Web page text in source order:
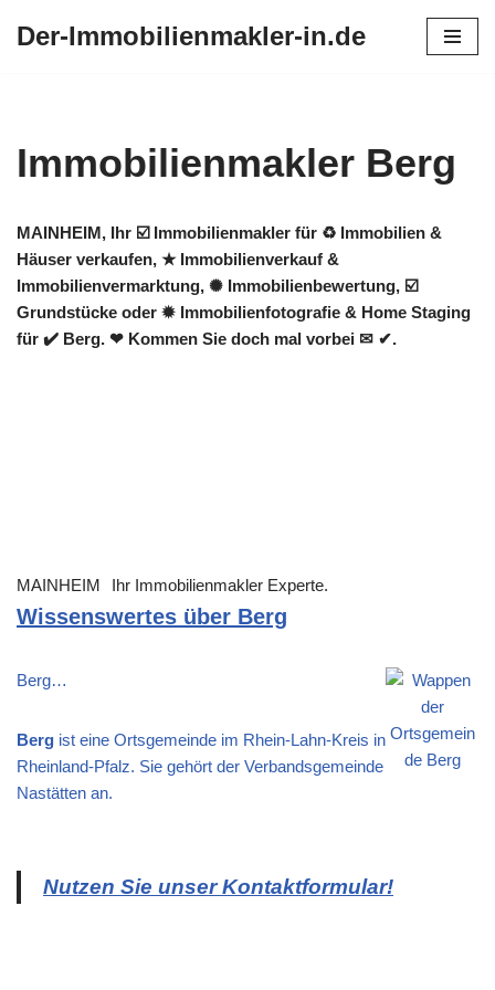
Der-Immobilienmakler-in.de
Immobilienmakler Berg
MAINHEIM, Ihr ☑️ Immobilienmakler für ♻ Immobilien &
Häuser verkaufen, ★ Immobilienverkauf &
Immobilienvermarktung, ✺ Immobilienbewertung, ☑️
Grundstücke oder ✹ Immobilienfotografie & Home Staging
für ✔️ Berg. ❤ Kommen Sie doch mal vorbei ✉ ✔.
MAINHEIM Ihr Immobilienmakler Experte.
Wissenswertes über Berg
Berg…
Berg ist eine Ortsgemeinde im Rhein-Lahn-Kreis in
Rheinland-Pfalz. Sie gehört der Verbandsgemeinde
Nastätten an.
Nutzen Sie unser Kontaktformular!